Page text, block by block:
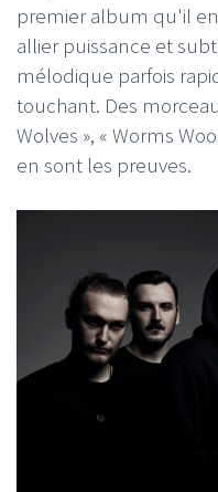
premier album qu'il
allier puissance et
mélodique parfois
touchant. Des
Wolves », « Worms
en sont les preuves.